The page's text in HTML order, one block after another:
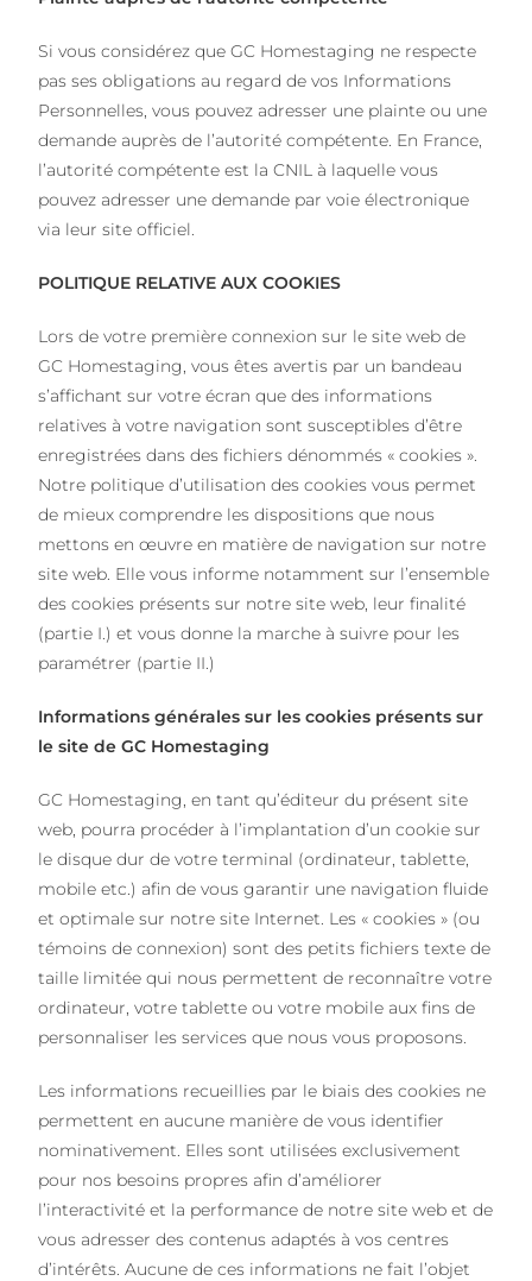
Si vous considérez que GC Homestaging ne respecte
pas ses obligations au regard de vos Informations
Personnelles, vous pouvez adresser une plainte ou une
demande auprès de l’autorité compétente. En France,
l’autorité compétente est la CNIL à laquelle vous
pouvez adresser une demande par voie électronique
via leur site officiel.
POLITIQUE RELATIVE AUX COOKIES
Lors de votre première connexion sur le site web de
GC Homestaging, vous êtes avertis par un bandeau
s’affichant sur votre écran que des informations
relatives à votre navigation sont susceptibles d’être
enregistrées dans des fichiers dénommés « cookies ».
Notre politique d’utilisation des cookies vous permet
de mieux comprendre les dispositions que nous
mettons en œuvre en matière de navigation sur notre
site web. Elle vous informe notamment sur l’ensemble
des cookies présents sur notre site web, leur finalité
(partie I.) et vous donne la marche à suivre pour les
paramétrer (partie II.)
Informations générales sur les cookies présents sur
le site de GC Homestaging
GC Homestaging, en tant qu’éditeur du présent site
web, pourra procéder à l’implantation d’un cookie sur
le disque dur de votre terminal (ordinateur, tablette,
mobile etc.) afin de vous garantir une navigation fluide
et optimale sur notre site Internet. Les « cookies » (ou
témoins de connexion) sont des petits fichiers texte de
taille limitée qui nous permettent de reconnaître votre
ordinateur, votre tablette ou votre mobile aux fins de
personnaliser les services que nous vous proposons.
Les informations recueillies par le biais des cookies ne
permettent en aucune manière de vous identifier
nominativement. Elles sont utilisées exclusivement
pour nos besoins propres afin d’améliorer
l’interactivité et la performance de notre site web et de
vous adresser des contenus adaptés à vos centres
d’intérêts. Aucune de ces informations ne fait l’objet